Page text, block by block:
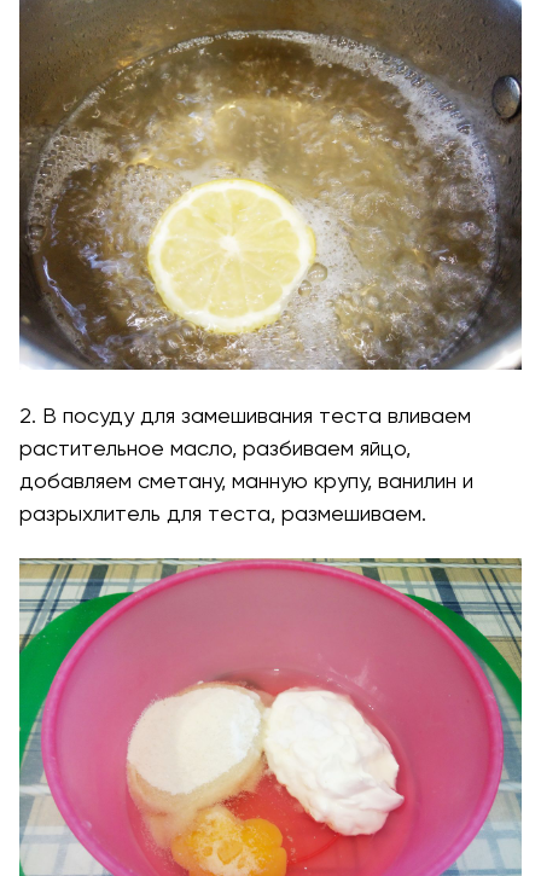
2. В посуду для замешивания теста вливаем
растительное масло, разбиваем яйцо,
добавляем сметану, манную крупу, ванилин и
разрыхлитель для теста, размешиваем.